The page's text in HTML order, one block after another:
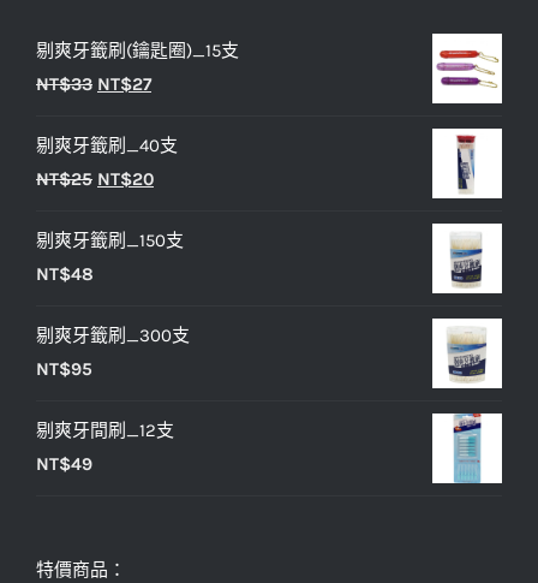
剔爽牙籤刷(鑰匙圈)_15支
NT$33 原
價
格：
NT$27目
價
格：
剔爽牙籤刷_40支
NT$25 原
價
NT$20目
價
剔爽牙籤刷_150支
NT$48
剔爽牙籤刷_300支
NT$95
剔爽牙間刷_12支
NT$49
特價商品：